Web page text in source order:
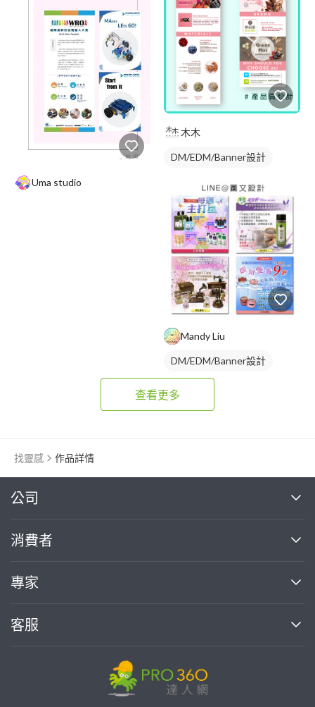
Uma studio
木木
DM/EDM/Banner設計
Mandy Liu
DM/EDM/Banner設計
查看更多
找靈感 作品詳情
公司
關於我們
部落格
加入我們
消費者
買服務
熱門服務
專家
案件中心
客服
繼續完成